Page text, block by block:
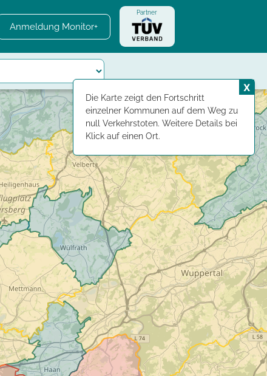
Anmeldung Monitor+
Partner
Die Karte zeigt den Fortschritt
einzelner Kommunen auf dem Weg zu
null Verkehrstoten. Weitere Details bei
Klick auf einen Ort.
X